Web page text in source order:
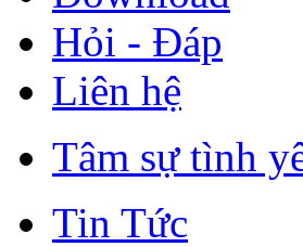
Hỏi - Đáp
Liên hệ
Tâm sự tình
Tin Tức